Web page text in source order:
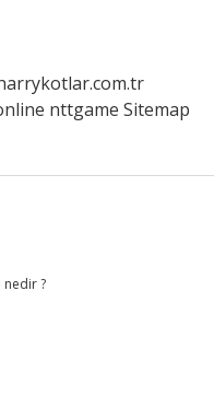
nttgame Sitemap
nedir ?